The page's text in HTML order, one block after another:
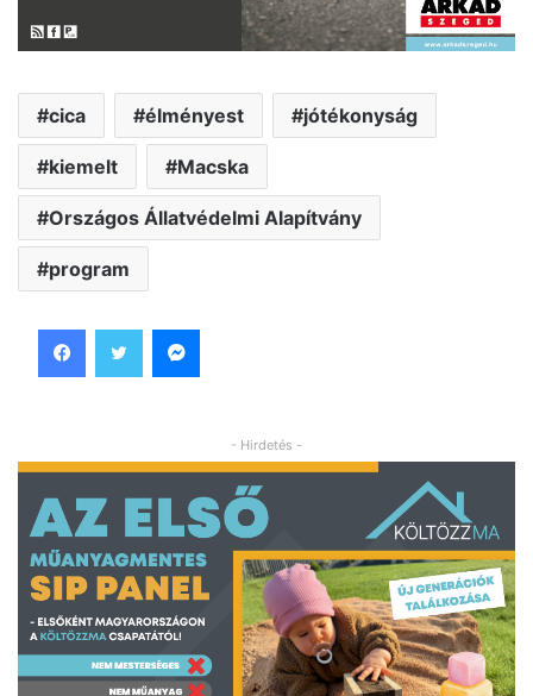
cica élményest jótékonyság
kiemelt Macska
Országos Állatvédelmi Alapítvány
program
- Hirdetés -